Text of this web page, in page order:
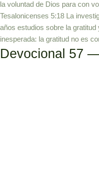
la voluntad de Dios para con
Tesalonicenses 5:18 La
años estudios sobre la
inesperada: la gratitud no es
Devocional 57